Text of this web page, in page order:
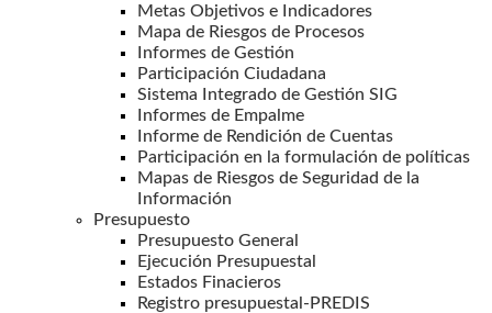
Metas Objetivos e Indicadores
Mapa de Riesgos de Procesos
Informes de Gestión
Participación Ciudadana
Sistema Integrado de Gestión SIG
Informes de Empalme
Informe de Rendición de Cuentas
Participación en la formulación de políticas
Mapas de Riesgos de Seguridad de la
Información
Presupuesto
Presupuesto General
Ejecución Presupuestal
Estados Finacieros
Registro presupuestal-PREDIS